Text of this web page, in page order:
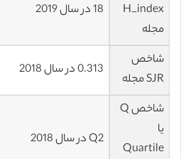
H_index
مجله
18 در سال 2019
شاخص
SJR مجله
0.313 در سال 2018
شاخص Q
یا
Quartile
Q2 در سال 2018